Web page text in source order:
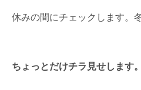
休みの間にチェックします。
ちょっとだけチラ見せします。